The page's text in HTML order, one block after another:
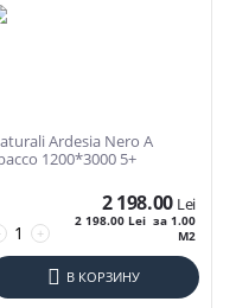
Ardesia Nero A
1200*3000 5+
+
2 198.00 Lei
2 198.00 Lei за 1.00
M2
В КОРЗИНУ